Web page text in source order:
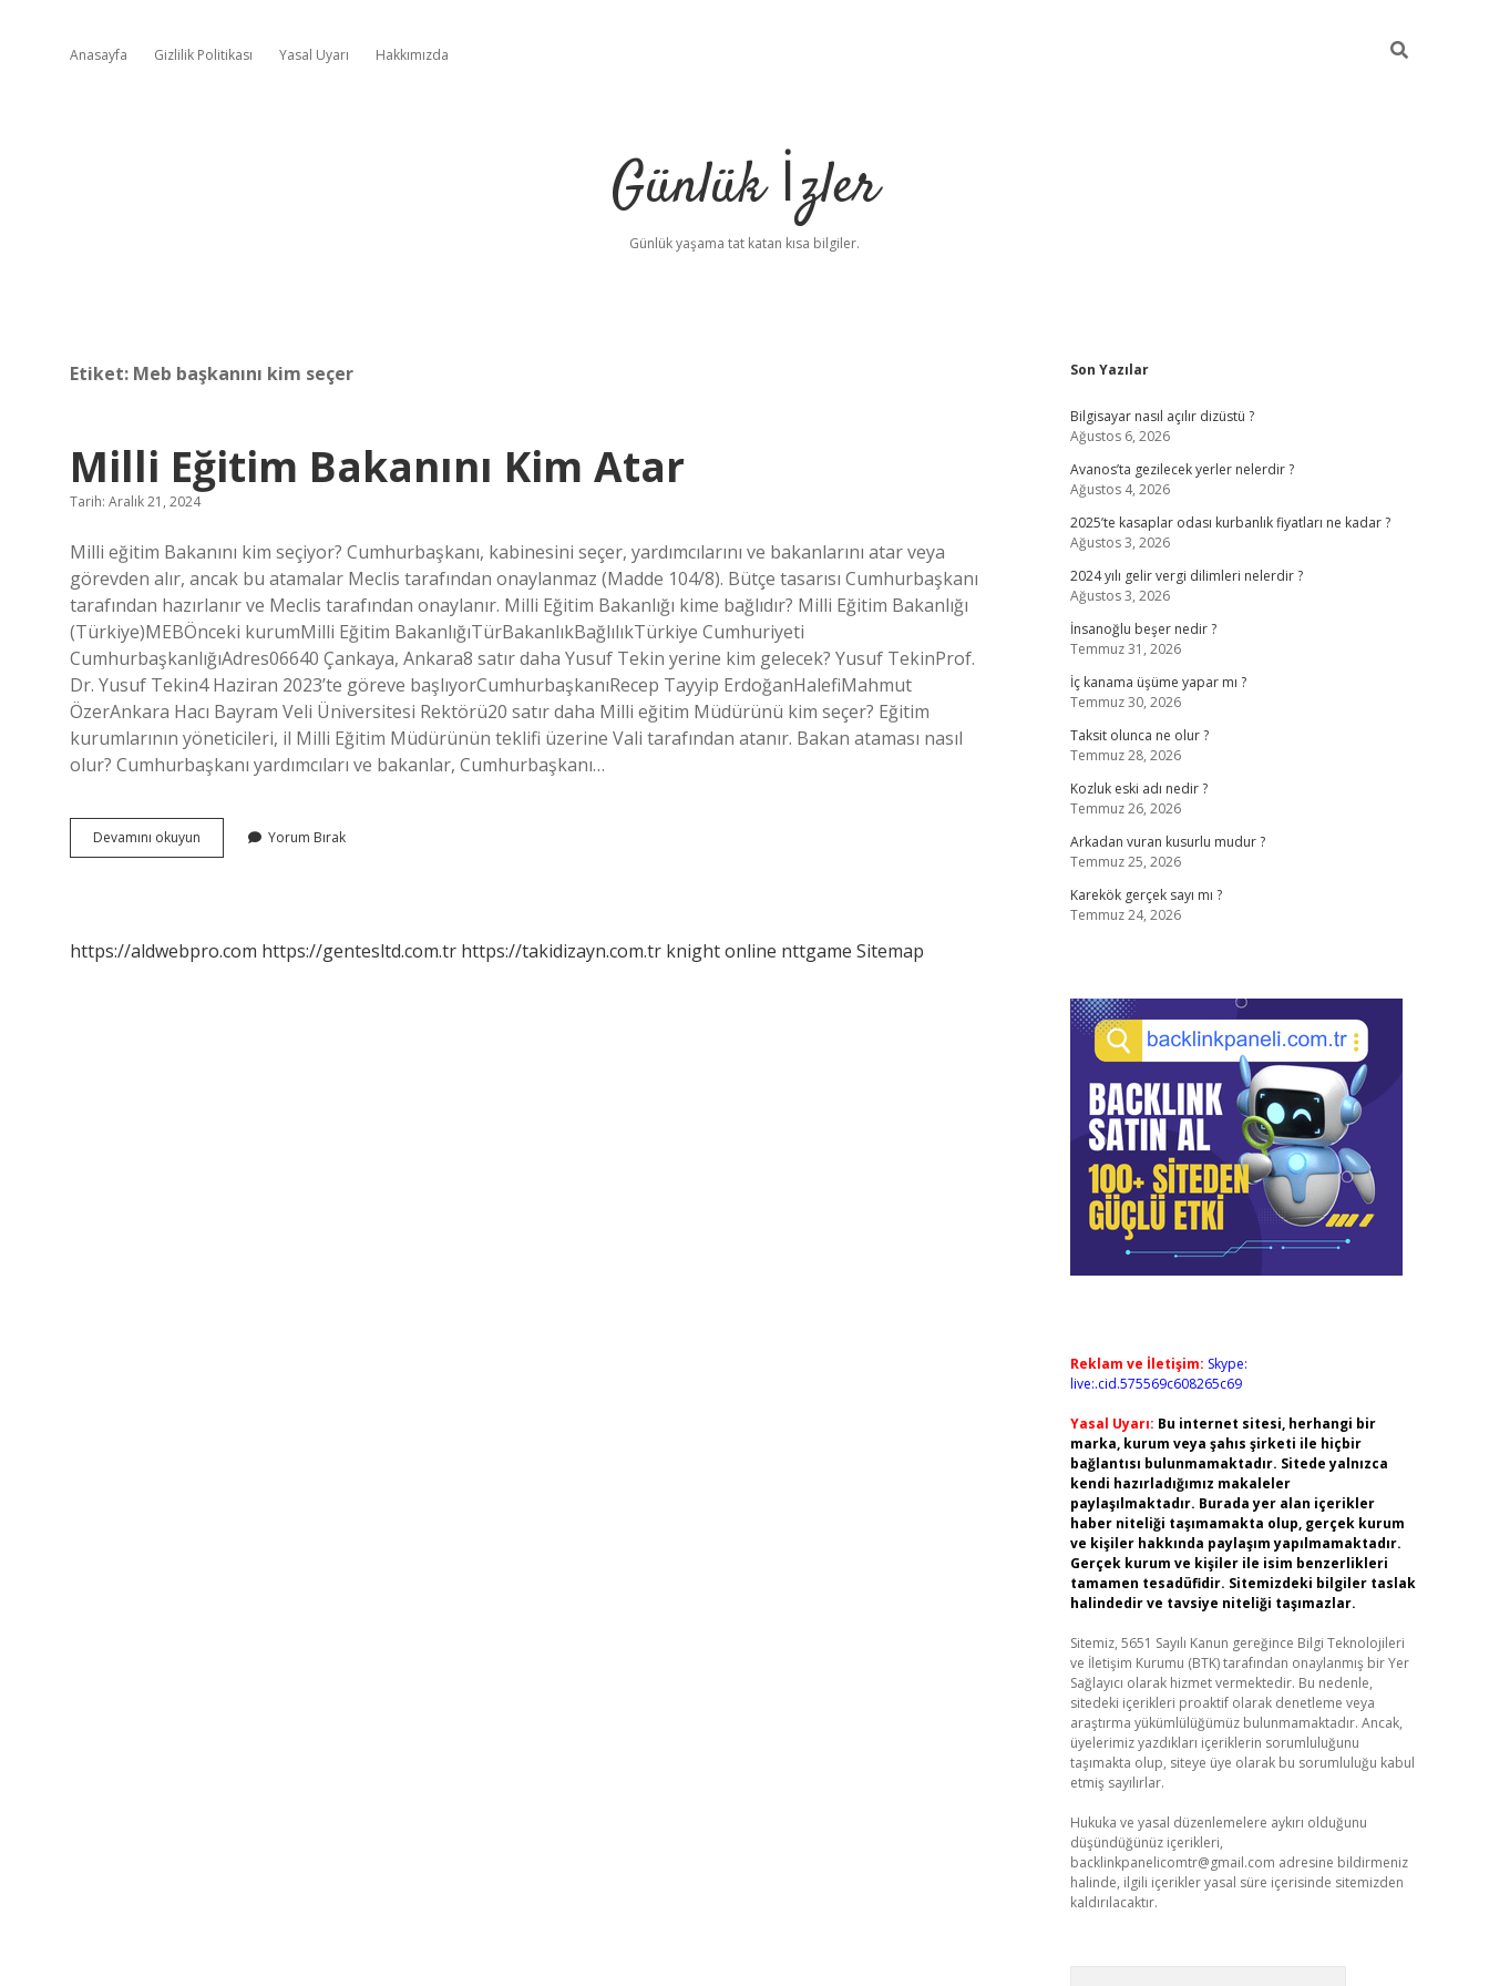
Anasayfa Gizlilik Politikası Yasal Uyarı Hakkımızda
Günlük İzler
Günlük yaşama tat katan kısa bilgiler.
Etiket: Meb başkanını kim seçer
Milli Eğitim Bakanını Kim Atar
Tarih: Aralık 21, 2024
Milli eğitim Bakanını kim seçiyor? Cumhurbaşkanı, kabinesini seçer, yardımcılarını ve bakanlarını atar veya
görevden alır, ancak bu atamalar Meclis tarafından onaylanmaz (Madde 104/8). Bütçe tasarısı Cumhurbaşkanı
tarafından hazırlanır ve Meclis tarafından onaylanır. Milli Eğitim Bakanlığı kime bağlıdır? Milli Eğitim Bakanlığı
(Türkiye)MEBÖnceki kurumMilli Eğitim BakanlığıTürBakanlıkBağlılıkTürkiye Cumhuriyeti
CumhurbaşkanlığıAdres06640 Çankaya, Ankara8 satır daha Yusuf Tekin yerine kim gelecek? Yusuf TekinProf.
Dr. Yusuf Tekin4 Haziran 2023’te göreve başlıyorCumhurbaşkanıRecep Tayyip ErdoğanHalefiMahmut
ÖzerAnkara Hacı Bayram Veli Üniversitesi Rektörü20 satır daha Milli eğitim Müdürünü kim seçer? Eğitim
kurumlarının yöneticileri, il Milli Eğitim Müdürünün teklifi üzerine Vali tarafından atanır. Bakan ataması nasıl
olur? Cumhurbaşkanı yardımcıları ve bakanlar, Cumhurbaşkanı…
Devamını okuyun
Eğitim
Yorum Bırak
https://aldwebpro.com https://gentesltd.com.tr https://takidizayn.com.tr knight online nttgame Sitemap
Sidebar
Son Yazılar
Bilgisayar nasıl açılır dizüstü ?
Ağustos 6, 2026
Avanos’ta gezilecek yerler nelerdir ?
Ağustos 4, 2026
2025’te kasaplar odası kurbanlık fiyatları ne kadar ?
Ağustos 3, 2026
2024 yılı gelir vergi dilimleri nelerdir ?
Ağustos 3, 2026
İnsanoğlu beşer nedir ?
Temmuz 31, 2026
İç kanama üşüme yapar mı ?
Temmuz 30, 2026
Taksit olunca ne olur ?
Temmuz 28, 2026
Kozluk eski adı nedir ?
Temmuz 26, 2026
Arkadan vuran kusurlu mudur ?
Temmuz 25, 2026
Karekök gerçek sayı mı ?
Temmuz 24, 2026
Reklam ve İletişim: Skype:
live:.cid.575569c608265c69
Yasal Uyarı: Bu internet sitesi, herhangi bir
marka, kurum veya şahıs şirketi ile hiçbir
bağlantısı bulunmamaktadır. Sitede yalnızca
kendi hazırladığımız makaleler
paylaşılmaktadır. Burada yer alan içerikler
haber niteliği taşımamakta olup, gerçek kurum
ve kişiler hakkında paylaşım yapılmamaktadır.
Gerçek kurum ve kişiler ile isim benzerlikleri
tamamen tesadüfidir. Sitemizdeki bilgiler taslak
halindedir ve tavsiye niteliği taşımazlar.
Sitemiz, 5651 Sayılı Kanun gereğince Bilgi Teknolojileri
ve İletişim Kurumu (BTK) tarafından onaylanmış bir Yer
Sağlayıcı olarak hizmet vermektedir. Bu nedenle,
sitedeki içerikleri proaktif olarak denetleme veya
araştırma yükümlülüğümüz bulunmamaktadır. Ancak,
üyelerimiz yazdıkları içeriklerin sorumluluğunu
taşımakta olup, siteye üye olarak bu sorumluluğu kabul
etmiş sayılırlar.
Hukuka ve yasal düzenlemelere aykırı olduğunu
düşündüğünüz içerikleri,
backlinkpanelicomtr@gmail.com adresine bildirmeniz
halinde, ilgili içerikler yasal süre içerisinde sitemizden
kaldırılacaktır.